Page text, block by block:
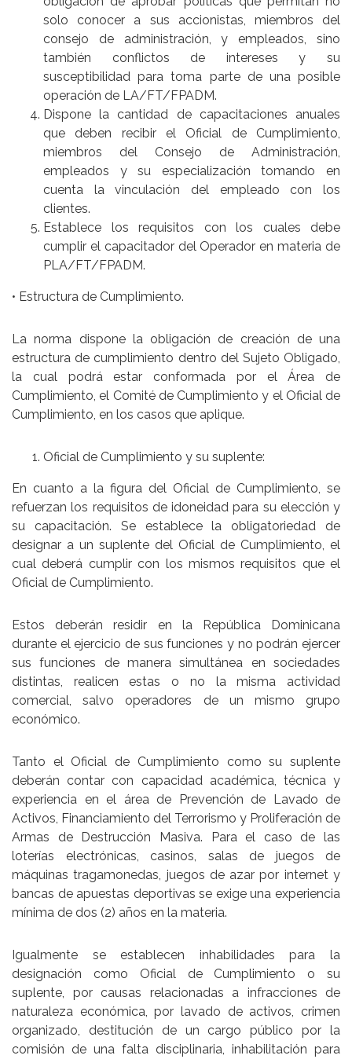
solo conocer a sus accionistas, miembros del
consejo de administración, y empleados, sino
también conflictos de intereses y su
susceptibilidad para toma parte de una posible
operación de LA/FT/FPADM.
Dispone la cantidad de capacitaciones anuales
que deben recibir el Oficial de Cumplimiento,
miembros del Consejo de Administración,
empleados y su especialización tomando en
cuenta la vinculación del empleado con los
clientes.
Establece los requisitos con los cuales debe
cumplir el capacitador del Operador en materia de
PLA/FT/FPADM.
• Estructura de Cumplimiento.
La norma dispone la obligación de creación de una
estructura de cumplimiento dentro del Sujeto Obligado,
la cual podrá estar conformada por el Área de
Cumplimiento, el Comité de Cumplimiento y el Oficial de
Cumplimiento, en los casos que aplique.
Oficial de Cumplimiento y su suplente:
En cuanto a la figura del Oficial de Cumplimiento, se
refuerzan los requisitos de idoneidad para su elección y
su capacitación. Se establece la obligatoriedad de
designar a un suplente del Oficial de Cumplimiento, el
cual deberá cumplir con los mismos requisitos que el
Oficial de Cumplimiento.
Estos deberán residir en la República Dominicana
durante el ejercicio de sus funciones y no podrán ejercer
sus funciones de manera simultánea en sociedades
distintas, realicen estas o no la misma actividad
comercial, salvo operadores de un mismo grupo
económico.
Tanto el Oficial de Cumplimiento como su suplente
deberán contar con capacidad académica, técnica y
experiencia en el área de Prevención de Lavado de
Activos, Financiamiento del Terrorismo y Proliferación de
Armas de Destrucción Masiva. Para el caso de las
loterías electrónicas, casinos, salas de juegos de
máquinas tragamonedas, juegos de azar por internet y
bancas de apuestas deportivas se exige una experiencia
mínima de dos (2) años en la materia.
Igualmente se establecen inhabilidades para la
designación como Oficial de Cumplimiento o su
suplente, por causas relacionadas a infracciones de
naturaleza económica, por lavado de activos, crimen
organizado, destitución de un cargo público por la
comisión de una falta disciplinaria, inhabilitación para